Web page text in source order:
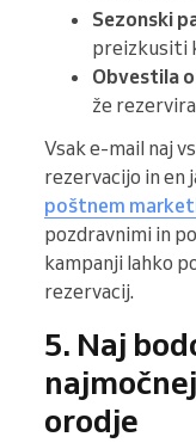
Sezonski
preizkusiti
Obvestila
že
Vsak e-mail naj
rezervacijo in en
poštnem
pozdravnimi in
kampanji lahko
rezervacij.
5. Naj
orodje